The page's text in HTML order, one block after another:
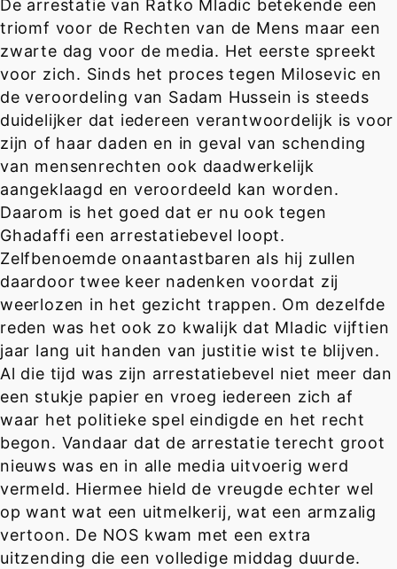
De arrestatie van Ratko Mladic betekende een
triomf voor de Rechten van de Mens maar een
zwarte dag voor de media. Het eerste spreekt
voor zich. Sinds het proces tegen Milosevic en
de veroordeling van Sadam Hussein is steeds
duidelijker dat iedereen verantwoordelijk is voor
zijn of haar daden en in geval van schending
van mensenrechten ook daadwerkelijk
aangeklaagd en veroordeeld kan worden.
Daarom is het goed dat er nu ook tegen
Ghadaffi een arrestatiebevel loopt.
Zelfbenoemde onaantastbaren als hij zullen
daardoor twee keer nadenken voordat zij
weerlozen in het gezicht trappen. Om dezelfde
reden was het ook zo kwalijk dat Mladic vijftien
jaar lang uit handen van justitie wist te blijven.
Al die tijd was zijn arrestatiebevel niet meer dan
een stukje papier en vroeg iedereen zich af
waar het politieke spel eindigde en het recht
begon. Vandaar dat de arrestatie terecht groot
nieuws was en in alle media uitvoerig werd
vermeld. Hiermee hield de vreugde echter wel
op want wat een uitmelkerij, wat een armzalig
vertoon. De NOS kwam met een extra
uitzending die een volledige middag duurde.